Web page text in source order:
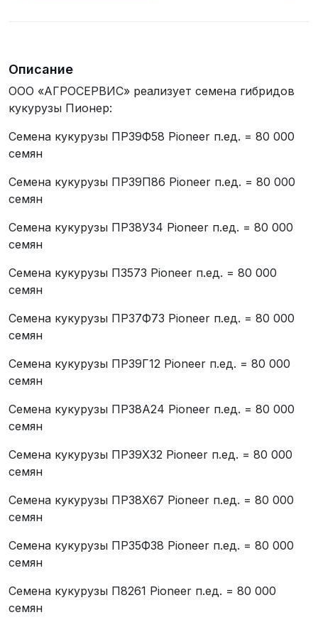
Описание
ООО «АГРОСЕРВИС» реализует семена гибридов
кукурузы Пионер:
Семена кукурузы ПР39Ф58 Pioneer п.ед. = 80 000
семян
Семена кукурузы ПР39П86 Pioneer п.ед. = 80 000
семян
Семена кукурузы ПР38У34 Pioneer п.ед. = 80 000
семян
Семена кукурузы П3573 Pioneer п.ед. = 80 000
семян
Семена кукурузы ПР37Ф73 Pioneer п.ед. = 80 000
семян
Семена кукурузы ПР39Г12 Pioneer п.ед. = 80 000
семян
Семена кукурузы ПР38А24 Pioneer п.ед. = 80 000
семян
Семена кукурузы ПР39Х32 Pioneer п.ед. = 80 000
семян
Семена кукурузы ПР38Х67 Pioneer п.ед. = 80 000
семян
Семена кукурузы ПР35Ф38 Pioneer п.ед. = 80 000
семян
Семена кукурузы П8261 Pioneer п.ед. = 80 000
семян